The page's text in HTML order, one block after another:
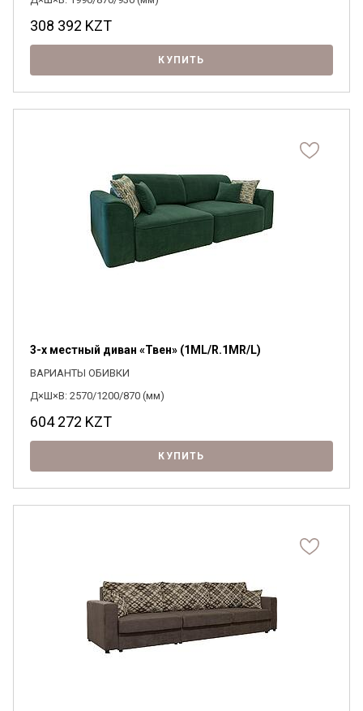
Я ознакомлен с
согласен на их обработку.
308 392 KZT
КУПИТЬ
3-х местный диван «Твен» (1ML/R.1MR/L)
ВАРИАНТЫ ОБИВКИ
Д×Ш×В: 2570/1200/870 (мм)
604 272 KZT
КУПИТЬ